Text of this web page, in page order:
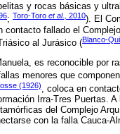
y rocas básicas y
; Toro-Toro et al., 2010). El
fallado el
al Jurásico (Blanco-
es reconocible por
menores que
(1926)
, coloca en
Irra-Tres Puertas.
del Complejo
con la falla Cauca-